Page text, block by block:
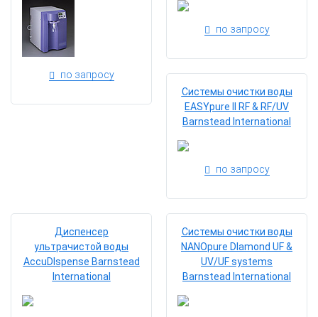
по запросу
по запросу
Системы очистки воды
EASYpure II RF & RF/UV
Barnstead International
по запросу
Диспенсер
ультрачистой воды
AccuDIspense Barnstead
International
Системы очистки воды
NANOpure Dlamond UF &
UV/UF systems
Barnstead International